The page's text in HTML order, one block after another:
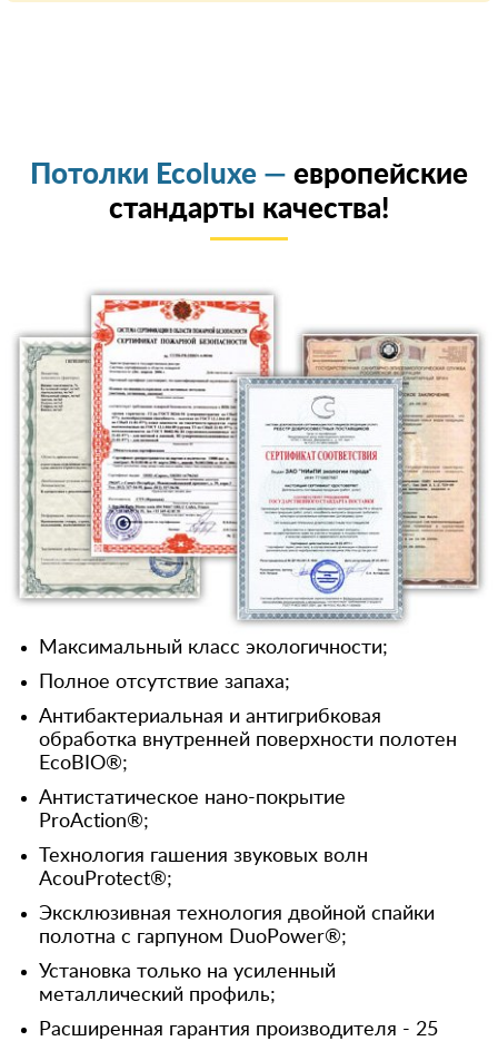
Потолки Ecoluxe — европейские
стандарты качества!
Максимальный класс экологичности;
Полное отсутствие запаха;
Антибактериальная и антигрибковая
обработка внутренней поверхности полотен
EcoBIO®;
Антистатическое нано-покрытие
ProAction®;
Технология гашения звуковых волн
AcouProtect®;
Эксклюзивная технология двойной спайки
полотна с гарпуном DuoPower®;
Установка только на усиленный
металлический профиль;
Расширенная гарантия производителя - 25